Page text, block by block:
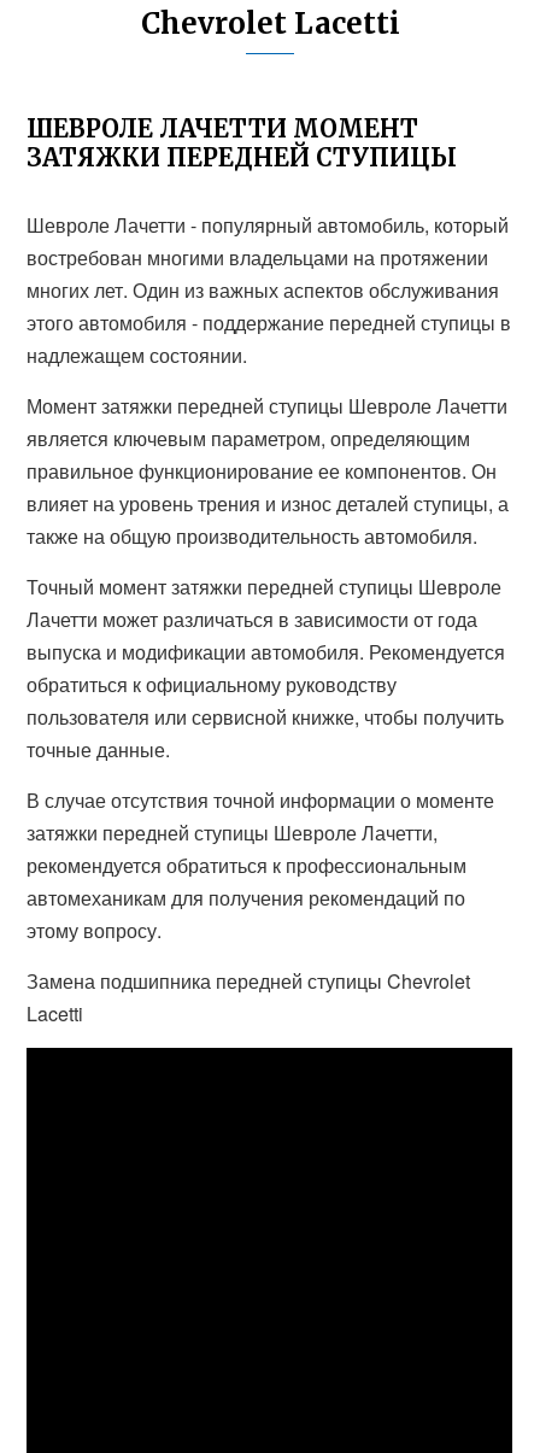
Chevrolet Lacetti
ШЕВРОЛЕ ЛАЧЕТТИ МОМЕНТ
ЗАТЯЖКИ ПЕРЕДНЕЙ СТУПИЦЫ
Шевроле Лачетти - популярный автомобиль, который
востребован многими владельцами на протяжении
многих лет. Один из важных аспектов обслуживания
этого автомобиля - поддержание передней ступицы в
надлежащем состоянии.
Момент затяжки передней ступицы Шевроле Лачетти
является ключевым параметром, определяющим
правильное функционирование ее компонентов. Он
влияет на уровень трения и износ деталей ступицы, а
также на общую производительность автомобиля.
Точный момент затяжки передней ступицы Шевроле
Лачетти может различаться в зависимости от года
выпуска и модификации автомобиля. Рекомендуется
обратиться к официальному руководству
пользователя или сервисной книжке, чтобы получить
точные данные.
В случае отсутствия точной информации о моменте
затяжки передней ступицы Шевроле Лачетти,
рекомендуется обратиться к профессиональным
автомеханикам для получения рекомендаций по
этому вопросу.
Замена подшипника передней ступицы Chevrolet
Lacetti